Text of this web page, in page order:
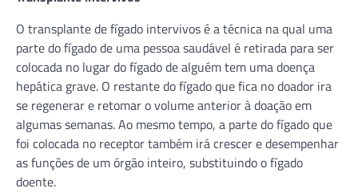
O transplante de fígado intervivos é a técnica na qual uma
parte do fígado de uma pessoa saudável é retirada para ser
colocada no lugar do fígado de alguém tem uma doença
hepática grave. O restante do fígado que fica no doador ira
se regenerar e retomar o volume anterior à doação em
algumas semanas. Ao mesmo tempo, a parte do fígado que
foi colocada no receptor também irá crescer e desempenhar
as funções de um órgão inteiro, substituindo o fígado
doente.